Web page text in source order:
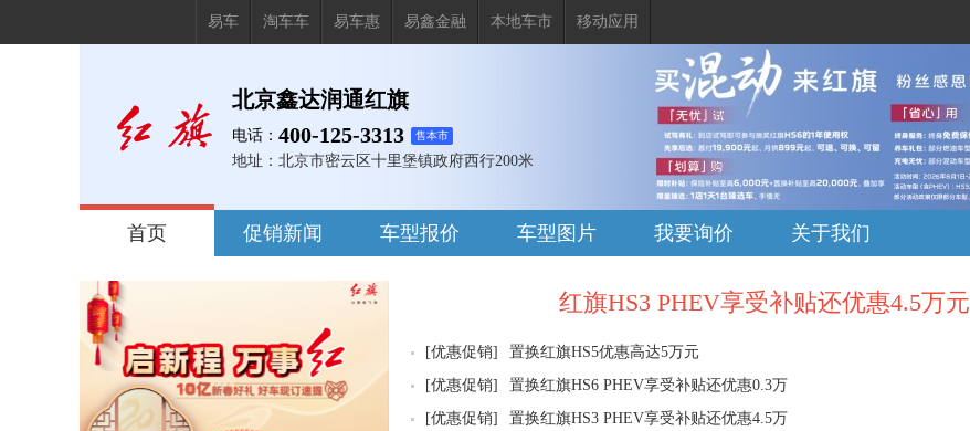
易车 淘车车 易车惠 易鑫金融 本地车市 移动应用
北京鑫达润通红旗
电话： 400-125-3313 售本市
地址： 北京市密云区十里堡镇政府西行200米
首页 促销新闻 车型报价 车型图片 我要询价 关于我们
红旗HS3 PHEV享受补贴还优惠4.5万元
[优惠促销] 置换红旗HS5优惠高达5万元
[优惠促销] 置换红旗HS6 PHEV享受补贴还优惠0.3万
[优惠促销] 置换红旗HS3 PHEV享受补贴还优惠4.5万